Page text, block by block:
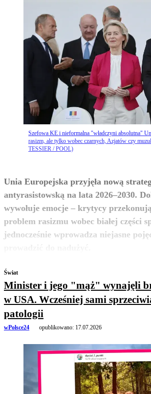
Szefowa KE i nieformalna "władczyni absolutna"
rasizm, ale tylko wobec czarnych, Azjatów czy
TESSIER / POOL)
Unia Europejska przyjęła nową
antyrasistowską na lata 2026–2030.
wywołuje emocje – krytycy
problem rasizmu wobec białej części
jednocześnie wprowadza niejasne
zobacz
Świat
Minister i jego "mąż" wynajęli
w USA. Wcześniej sami
patologii
wPolsce24 opublikowano: 17.07.2026